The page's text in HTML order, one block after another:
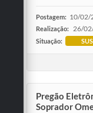
Postagem: 10/02/
Realização: 26/
Situação:
Pregão
Soprador